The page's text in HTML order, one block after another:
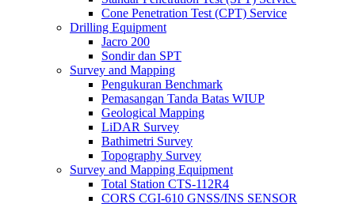
Cone Penetration Test (CPT) Service
Drilling Equipment
Jacro 200
Sondir dan SPT
Survey and Mapping
Pengukuran Benchmark
Pemasangan Tanda Batas WIUP
Geological Mapping
LiDAR Survey
Bathimetri Survey
Topography Survey
Survey and Mapping Equipment
Total Station CTS-112R4
CORS CGI-610 GNSS/INS SENSOR